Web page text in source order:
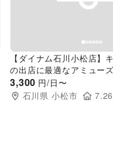
Previous slide
【ダイナム石川小松店】
の出店に最適なアミュー
駐車場イベントスペース
3,300 円/日〜
石川県 小松市 7.26